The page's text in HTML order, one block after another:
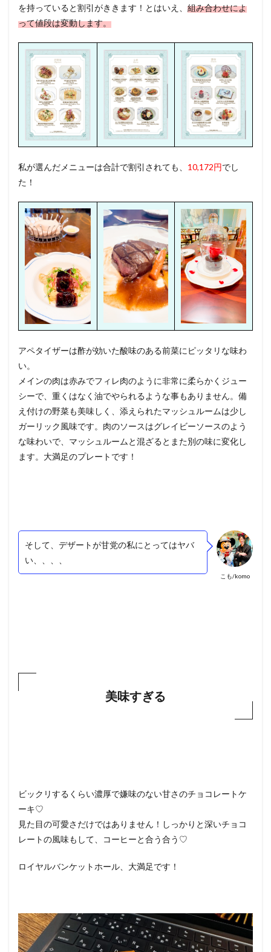
を持っていると割引がききます！とはいえ、 組み合わせによ
って値段は変動します。
私が選んだメニューは合計で割引されても、 10,172円でし
た！
アペタイザーは酢が効いた酸味のある前菜にピッタリな味わ
い。
メインの肉は赤みでフィレ肉のように非常に柔らかくジュー
シーで、重くはなく油でやられるような事もありません。備
え付けの野菜も美味しく、添えられたマッシュルームは少し
ガーリック風味です。肉のソースはグレイビーソースのよう
な味わいで、マッシュルームと混ざるとまた別の味に変化し
ます。大満足のプレートです！
こも/komo
そして、デザートが甘党の私にとってはヤバ
い、、、、
美味すぎる
ビックリするくらい濃厚で嫌味のない甘さのチョコレートケ
ーキ♡
見た目の可愛さだけではありません！しっかりと深いチョコ
レートの風味もして、コーヒーと合う合う♡
ロイヤルバンケットホール、大満足です！